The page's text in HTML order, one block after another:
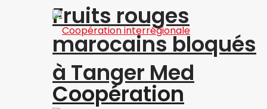
Fruits rouges
marocains bloqués
à Tanger Med
Coopération